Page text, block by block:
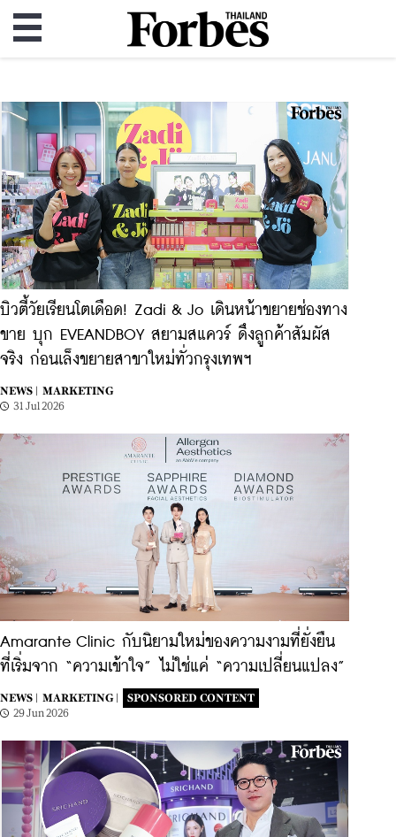
บิวตี้วัยเรียนโตเดือด! Zadi & Jo เดินหน้าขยายช่องทาง
ขาย บุก EVEANDBOY สยามสแควร์ ดึงลูกค้าสัมผัส
จริง ก่อนเล็งขยายสาขาใหม่ทั่วกรุงเทพฯ
NEWS |
MARKETING
31 Jul 2026
Amarante Clinic กับนิยามใหม่ของความงามที่ยั่งยืน
ที่เริ่มจาก “ความเข้าใจ” ไม่ใช่แค่ “ความเปลี่ยนแปลง”
NEWS | MARKETING |
SPONSORED CONTENT
29 Jun 2026